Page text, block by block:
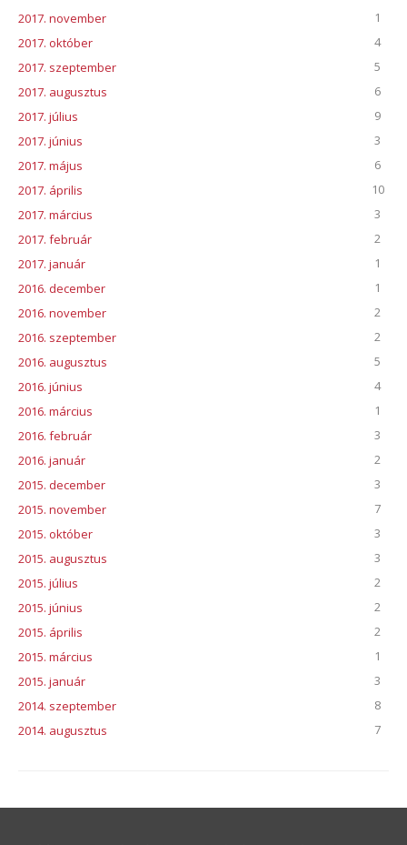
2017. november
1
2017. október
4
2017. szeptember
5
2017. augusztus
6
2017. július
9
2017. június
3
2017. május
6
2017. április
10
2017. március
3
2017. február
2
2017. január
1
2016. december
1
2016. november
2
2016. szeptember
2
2016. augusztus
5
2016. június
4
2016. március
1
2016. február
3
2016. január
2
2015. december
3
2015. november
7
2015. október
3
2015. augusztus
3
2015. július
2
2015. június
2
2015. április
2
2015. március
1
2015. január
3
2014. szeptember
8
2014. augusztus
7